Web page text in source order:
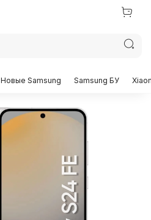
Новые Samsung Samsung БУ